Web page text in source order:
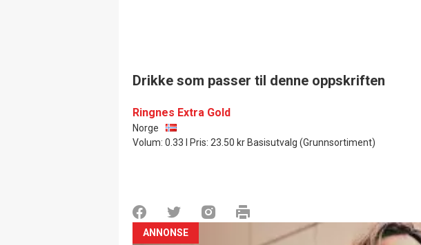
Drikke som passer til denne oppskriften
Ringnes Extra Gold
Norge
Volum: 0.33 l Pris: 23.50 kr Basisutvalg (Grunnsortiment)
ANNONSE